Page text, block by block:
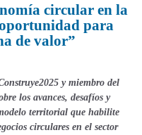
circular en la
para
de valor”
y miembro del
los avances, desafíos y
territorial que habilite
circulares en el sector